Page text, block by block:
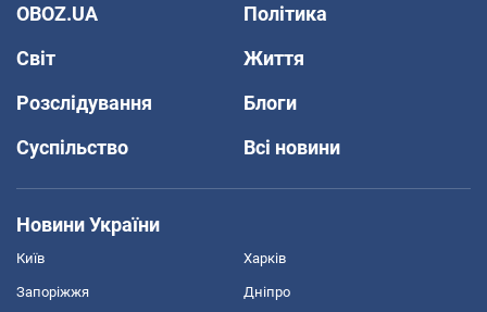
OBOZ.UA
Політика
Світ
Життя
Розслідування
Блоги
Суспільство
Всі новини
Новини України
Київ Харків
Запоріжжя Дніпро